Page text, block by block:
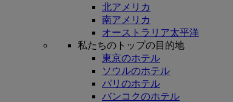
北アメリカ
南アメリカ
オーストラリア太平洋
私たちのトップの目的地
東京のホテル
ソウルのホテル
パリのホテル
バンコクのホテル